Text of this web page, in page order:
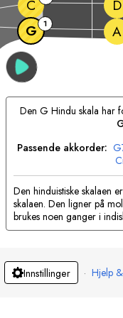
G 1 A
C D
Den G Hindu skala har
Passende akkorder: G
C
Den hinduistiske skalaen
skalaen. Den ligner på
brukes noen ganger i
Innstillinger · Hjelp